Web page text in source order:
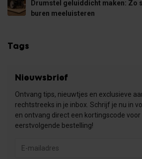
Drumstel geluiddicht maken: Zo
buren meeluisteren
Tags
Nieuwsbrief
Ontvang tips, nieuwtjes en exclusieve
rechtstreeks in je inbox. Schrijf je nu in
en ontvang direct een kortingscode voor
eerstvolgende bestelling!